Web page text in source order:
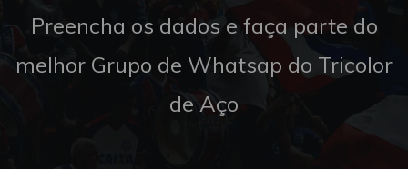
Preencha os dados e faça parte do
melhor Grupo de Whatsap do Tricolor
de Aço